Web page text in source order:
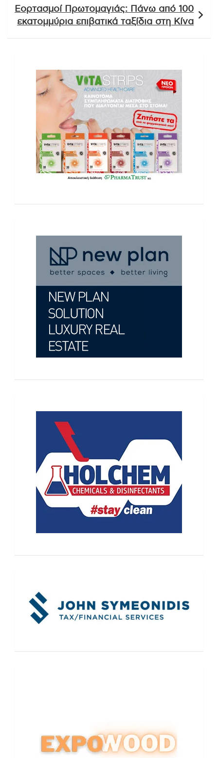
Εορτασμοί Πρωτομαγιάς: Πάνω από 100
εκατομμύρια επιβατικά ταξίδια στη Κίνα